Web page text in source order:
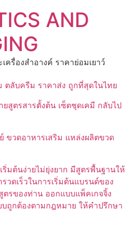
AND
รื่องสำอางค์ ราคาย่อมเยาว์
ตลับครีม ราคาส่ง ถูกที่สุดในไทย
สูตรสารตั้งต้น เซ็ตชุดเคมี กลับไป
ขวดอาหารเสริม แหล่งผลิตขวด
ริ่มต้นง่ายไม่ยุ่งยาก มีสูตรพื้นฐานให้
วดเร็วในการเริ่มต้นแบรนด์ของ
รของท่าน ออกแบบแพ็คเกจจิ้ง
บถูกต้องตามกฎหมาย ให้คำปรึกษา